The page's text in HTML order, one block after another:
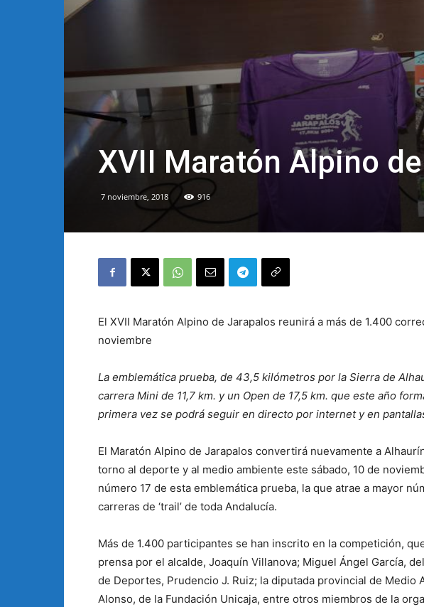
XVII Maratón Alpino
7 noviembre, 2018 916
El XVII Maratón Alpino de Jarapalos reunirá a más de 1.400
noviembre
La emblemática prueba, de 43,5 kilómetros por la Sierra de
carrera Mini de 11,7 km. y un Open de 17,5 km. que este año
primera vez se podrá seguir en directo por internet y en
El Maratón Alpino de Jarapalos convertirá nuevamente a
torno al deporte y al medio ambiente este sábado, 10 de
número 17 de esta emblemática prueba, la que atrae a mayor
carreras de ‘trail’ de toda Andalucía.
Más de 1.400 participantes se han inscrito en la competición,
prensa por el alcalde, Joaquín Villanova; Miguel Ángel García,
de Deportes, Prudencio J. Ruiz; la diputada provincial de Medio
Alonso, de la Fundación Unicaja, entre otros miembros de la